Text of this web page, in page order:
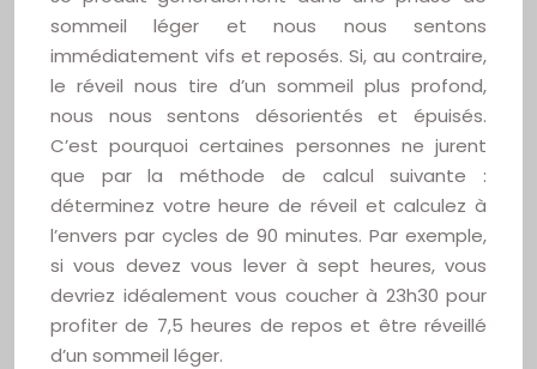
sommeil léger et nous nous sentons
immédiatement vifs et reposés. Si, au contraire,
le réveil nous tire d’un sommeil plus profond,
nous nous sentons désorientés et épuisés.
C’est pourquoi certaines personnes ne jurent
que par la méthode de calcul suivante :
déterminez votre heure de réveil et calculez à
l’envers par cycles de 90 minutes. Par exemple,
si vous devez vous lever à sept heures, vous
devriez idéalement vous coucher à 23h30 pour
profiter de 7,5 heures de repos et être réveillé
d’un sommeil léger.